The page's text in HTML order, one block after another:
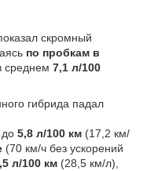
скромный
по пробкам в
среднем 7,1 л/100
гибрида падал
до 5,8 л/100 км (17,2 км/
(70 км/ч без ускорений
л/100 км (28,5 км/л),